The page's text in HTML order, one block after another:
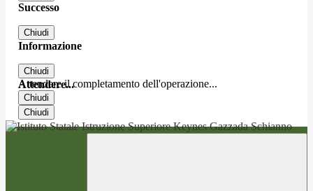
Successo
Chiudi
Informazione
Chiudi
Attendere...
Attendere il completamento dell'operazione...
Chiudi
Chiudi